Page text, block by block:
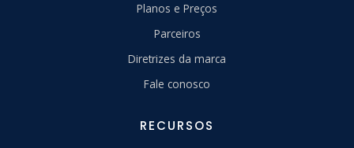
Planos e Preços
Parceiros
Diretrizes da marca
Fale conosco
RECURSOS